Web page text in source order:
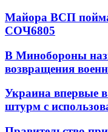
Майора ВСП
СОЧ6805
В Минобороны
возвращения
Украина впервые
штурм с